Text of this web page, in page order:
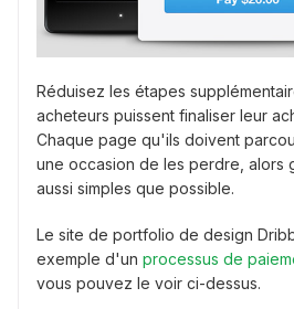
Réduisez les étapes
acheteurs puissent finaliser leur
Chaque page qu'ils doivent
une occasion de les perdre, alors
aussi simples que possible.
Le site de portfolio de design
exemple d'un processus de
vous pouvez le voir ci-dessus.